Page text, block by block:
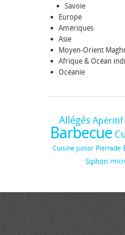
Savoie
Europe
Amériques
Asie
Moyen-Orient
Afrique & Océan
Océanie
Allégés Apéritif
Barbecue
Cuisine junior Pierrade
Siphon